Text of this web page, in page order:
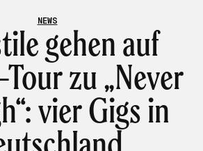
NEWS
gehen auf
zu „Never
vier Gigs in